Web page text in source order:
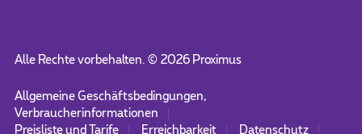
Alle Rechte vorbehalten. © 2026Proximus
Allgemeine Geschäftsbedingungen,
Verbraucherinformationen
Preisliste und Tarife
Erreichbarkeit Datenschutz